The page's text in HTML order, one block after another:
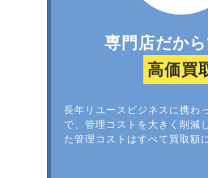
専門店だか
高価買
長年リユースビジネスに携わ
で、管理コストを大きく削減
た管理コストはすべて買取額